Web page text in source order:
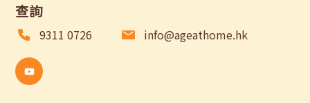
查詢
9311 0726 info@ageathome.hk